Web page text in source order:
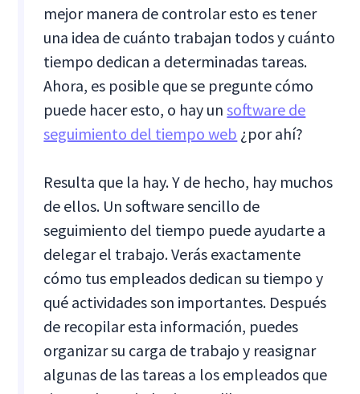
mejor manera de controlar esto es tener
una idea de cuánto trabajan todos y cuánto
tiempo dedican a determinadas tareas.
Ahora, es posible que se pregunte cómo
puede hacer esto, o hay unsoftware de
seguimiento del tiempo web ¿por ahí?
Resulta que la hay. Y de hecho, hay muchos
de ellos. Un software sencillo de
seguimiento del tiempo puede ayudarte a
delegar el trabajo. Verás exactamente
cómo tus empleados dedican su tiempo y
qué actividades son importantes. Después
de recopilar esta información, puedes
organizar su carga de trabajo y reasignar
algunas de las tareas a los empleados que